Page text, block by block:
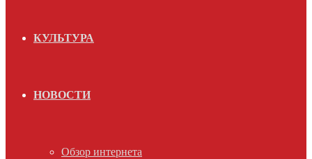
КУЛЬТУРА
НОВОСТИ
Обзор интернета